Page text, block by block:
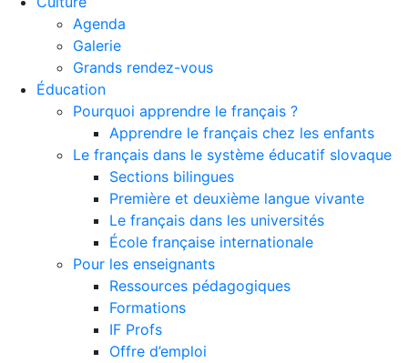
Agenda
Galerie
Grands rendez-vous
Éducation
Pourquoi apprendre le français ?
Apprendre le français chez les enfants
Le français dans le système éducatif slovaque
Sections bilingues
Première et deuxième langue vivante
Le français dans les universités
École française internationale
Pour les enseignants
Ressources pédagogiques
Formations
IF Profs
Offre d’emploi